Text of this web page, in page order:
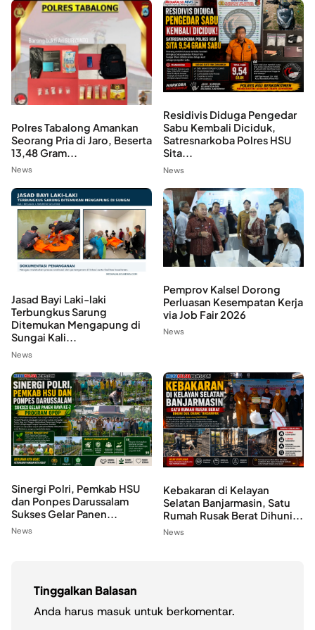
Polres Tabalong Amankan
Seorang Pria di Jaro, Beserta
13,48 Gram...
News
Residivis Diduga Pengedar
Sabu Kembali Diciduk,
Satresnarkoba Polres HSU
Sita...
News
Jasad Bayi Laki-laki
Terbungkus Sarung
Ditemukan Mengapung di
Sungai Kali...
News
Pemprov Kalsel Dorong
Perluasan Kesempatan Kerja
via Job Fair 2026
News
Sinergi Polri, Pemkab HSU
dan Ponpes Darussalam
Sukses Gelar Panen...
News
Kebakaran di Kelayan
Selatan Banjarmasin, Satu
Rumah Rusak Berat Dihuni...
News
Tinggalkan Balasan
Anda harus masuk untuk berkomentar.